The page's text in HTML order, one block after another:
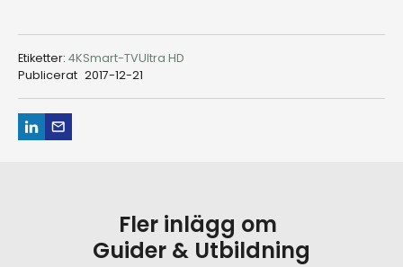
Etiketter: 4KSmart-TVUltra HD
Publicerat 2017-12-21
Fler inlägg om
Guider & Utbildning